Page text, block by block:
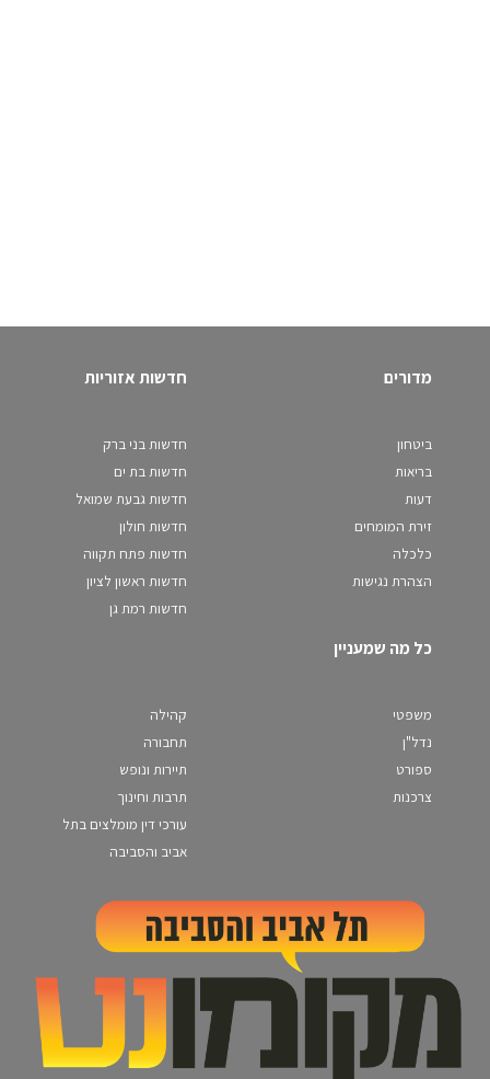
מדורים
ביטחון
בריאות
דעות
זירת המומחים
כלכלה
הצהרת נגישות
חדשות אזוריות
חדשות בני ברק
חדשות בת ים
חדשות גבעת שמואל
חדשות חולון
חדשות פתח תקווה
חדשות ראשון לציון
חדשות רמת גן
כל מה שמעניין
משפטי
נדל"ן
ספורט
צרכנות
קהילה
תחבורה
תיירות ונופש
תרבות וחינוך
עורכי דין מומלצים בתל
אביב והסביבה